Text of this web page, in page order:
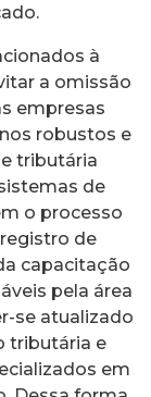
à
a omissão
empresas
robustos e
tributária
de
o processo
de
capacitação
pela área
se atualizado
tributária e
em